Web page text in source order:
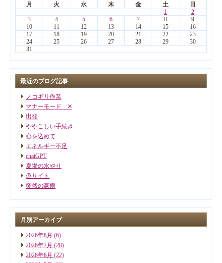
月
火 水 木 金 土
日
1
2
3
4 5 6 7 8
9
10
11 12 13 14 15
16
17
18 19 20 21 22
23
24
25 26 27 28 29
30
31
最近のブログ記事
ノコギリ作業
マナーモード ✕
出発
ややこしい手続き
心を込めて
エネルギー不足
chatGPT
夏場の水やり
偽サイト
突然の豪雨
月別アーカイブ
2026年8月 (6)
2026年7月 (28)
2026年6月 (22)